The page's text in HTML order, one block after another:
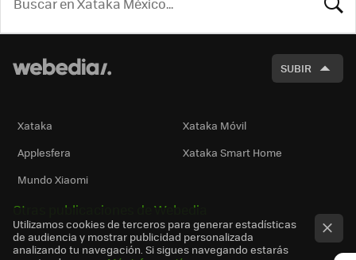
SUBIR
Xataka
Xataka Móvil
Applesfera
Xataka Smart Home
Mundo Xiaomi
Otras publicaciones de Webedia
Utilizamos cookies de terceros para generar estadísticas
de audiencia y mostrar publicidad personalizada
analizando tu navegación. Si sigues navegando estarás